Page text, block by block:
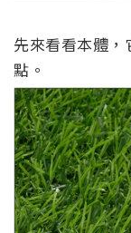
先來看看本體，
點。